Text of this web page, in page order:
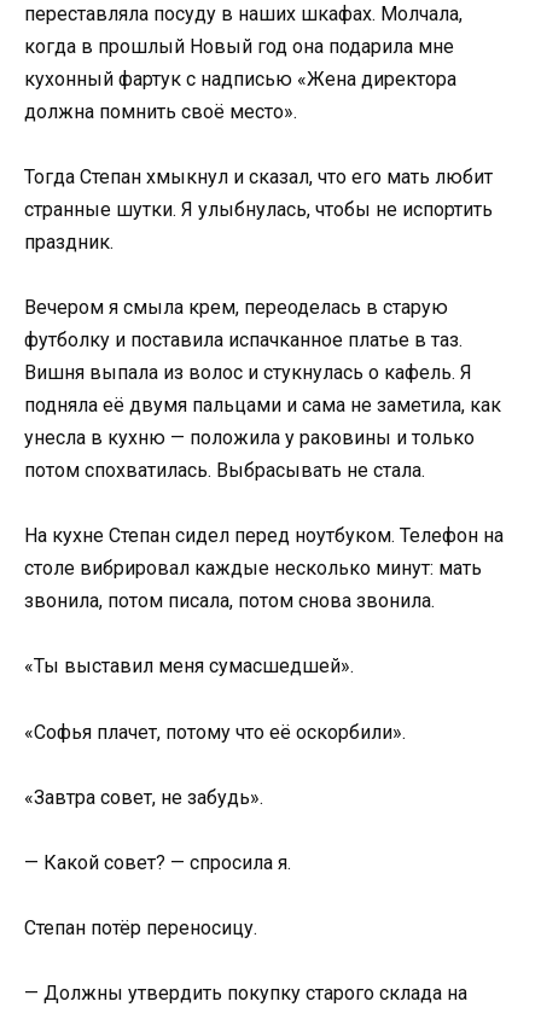
переставляла посуду в наших шкафах. Молчала,
когда в прошлый Новый год она подарила мне
кухонный фартук с надписью «Жена директора
должна помнить своё место».
Тогда Степан хмыкнул и сказал, что его мать любит
странные шутки. Я улыбнулась, чтобы не испортить
праздник.
Вечером я смыла крем, переоделась в старую
футболку и поставила испачканное платье в таз.
Вишня выпала из волос и стукнулась о кафель. Я
подняла её двумя пальцами и сама не заметила, как
унесла в кухню — положила у раковины и только
потом спохватилась. Выбрасывать не стала.
На кухне Степан сидел перед ноутбуком. Телефон на
столе вибрировал каждые несколько минут: мать
звонила, потом писала, потом снова звонила.
«Ты выставил меня сумасшедшей».
«Софья плачет, потому что её оскорбили».
«Завтра совет, не забудь».
— Какой совет? — спросила я.
Степан потёр переносицу.
— Должны утвердить покупку старого склада на